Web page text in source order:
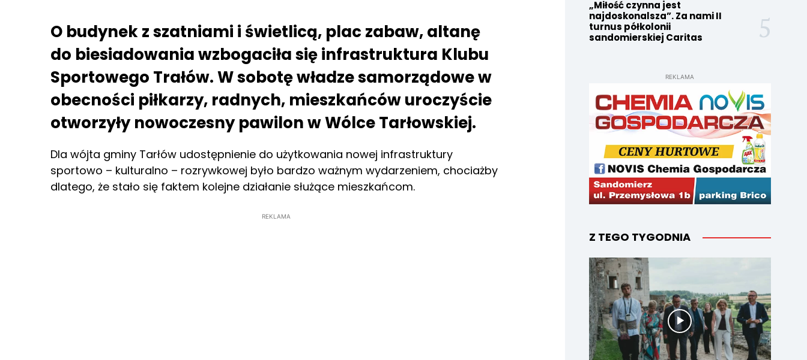
O budynek z szatniami i świetlicą, plac zabaw, altanę
do biesiadowania wzbogaciła się infrastruktura Klubu
Sportowego Trałów. W sobotę władze samorządowe w
obecności piłkarzy, radnych, mieszkańców uroczyście
otworzyły nowoczesny pawilon w Wólce Tarłowskiej.
Dla wójta gminy Tarłów udostępnienie do użytkowania nowej infrastruktury
sportowo – kulturalno – rozrywkowej było bardzo ważnym wydarzeniem, chociażby
dlatego, że stało się faktem kolejne działanie służące mieszkańcom.
REKLAMA
„Miłość czynna jest
najdoskonalsza”. Za nami II
turnus półkolonii
sandomierskiej Caritas
REKLAMA
Z TEGO TYGODNIA